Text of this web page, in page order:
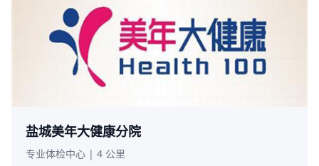
盐城美年大健康分院
专业体检中心 | 4 公里